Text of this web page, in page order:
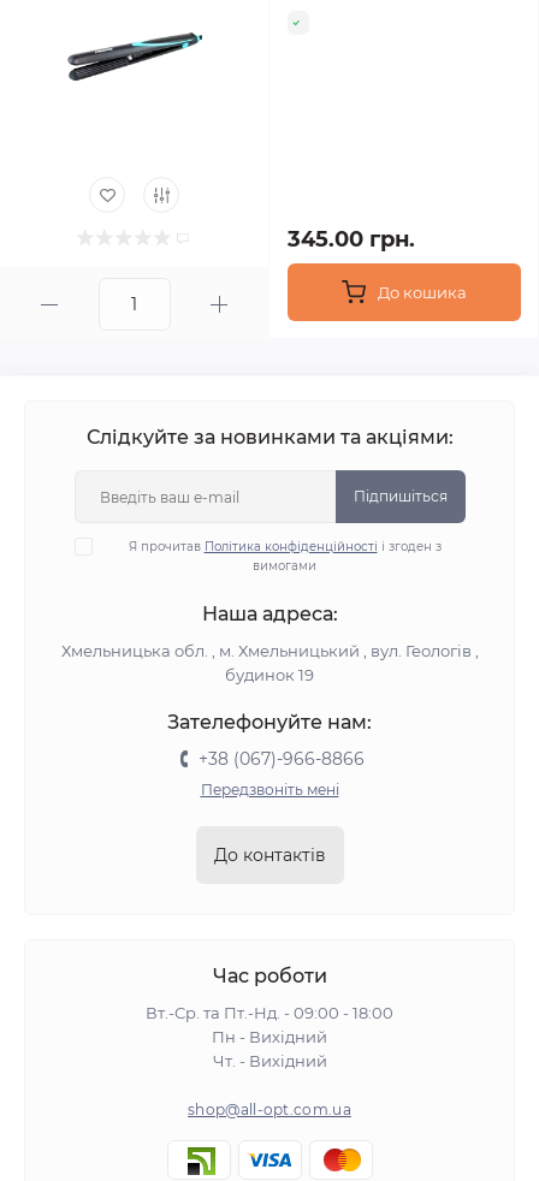
345.00 грн.
До кошика
Слідкуйте за новинками та акціями:
Підпишіться
Я прочитав Політика конфіденційності і згоден з
вимогами
Наша адреса:
Хмельницька обл. , м. Хмельницький , вул. Геологів ,
будинок 19
Зателефонуйте нам:
+38 (067)-966-8866
Передзвоніть мені
До контактів
Час роботи
Вт.-Ср. та Пт.-Нд. - 09:00 - 18:00
Пн - Вихідний
Чт. - Вихідний
shop@all-opt.com.ua